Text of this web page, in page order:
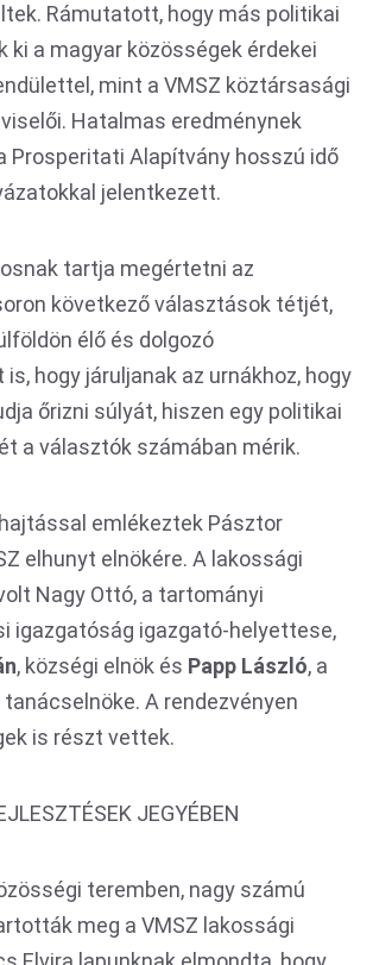
Rámutatott, hogy más politikai
ki a magyar közösségek érdekei
mint a VMSZ köztársasági
Hatalmas eredménynek
Prosperitati Alapítvány hosszú idő
jelentkezett.
tartja megértetni az
következő választások tétjét,
élő és dolgozó
hogy járuljanak az urnákhoz, hogy
őrizni súlyát, hiszen egy politikai
a választók számában mérik.
emlékeztek Pásztor
elhunyt elnökére. A lakossági
Nagy Ottó, a tartományi
igazgatóság igazgató-helyettese,
, községi elnök és Papp László, a
A rendezvényen
is részt vettek.
JEGYÉBEN
teremben, nagy számú
meg a VMSZ lakossági